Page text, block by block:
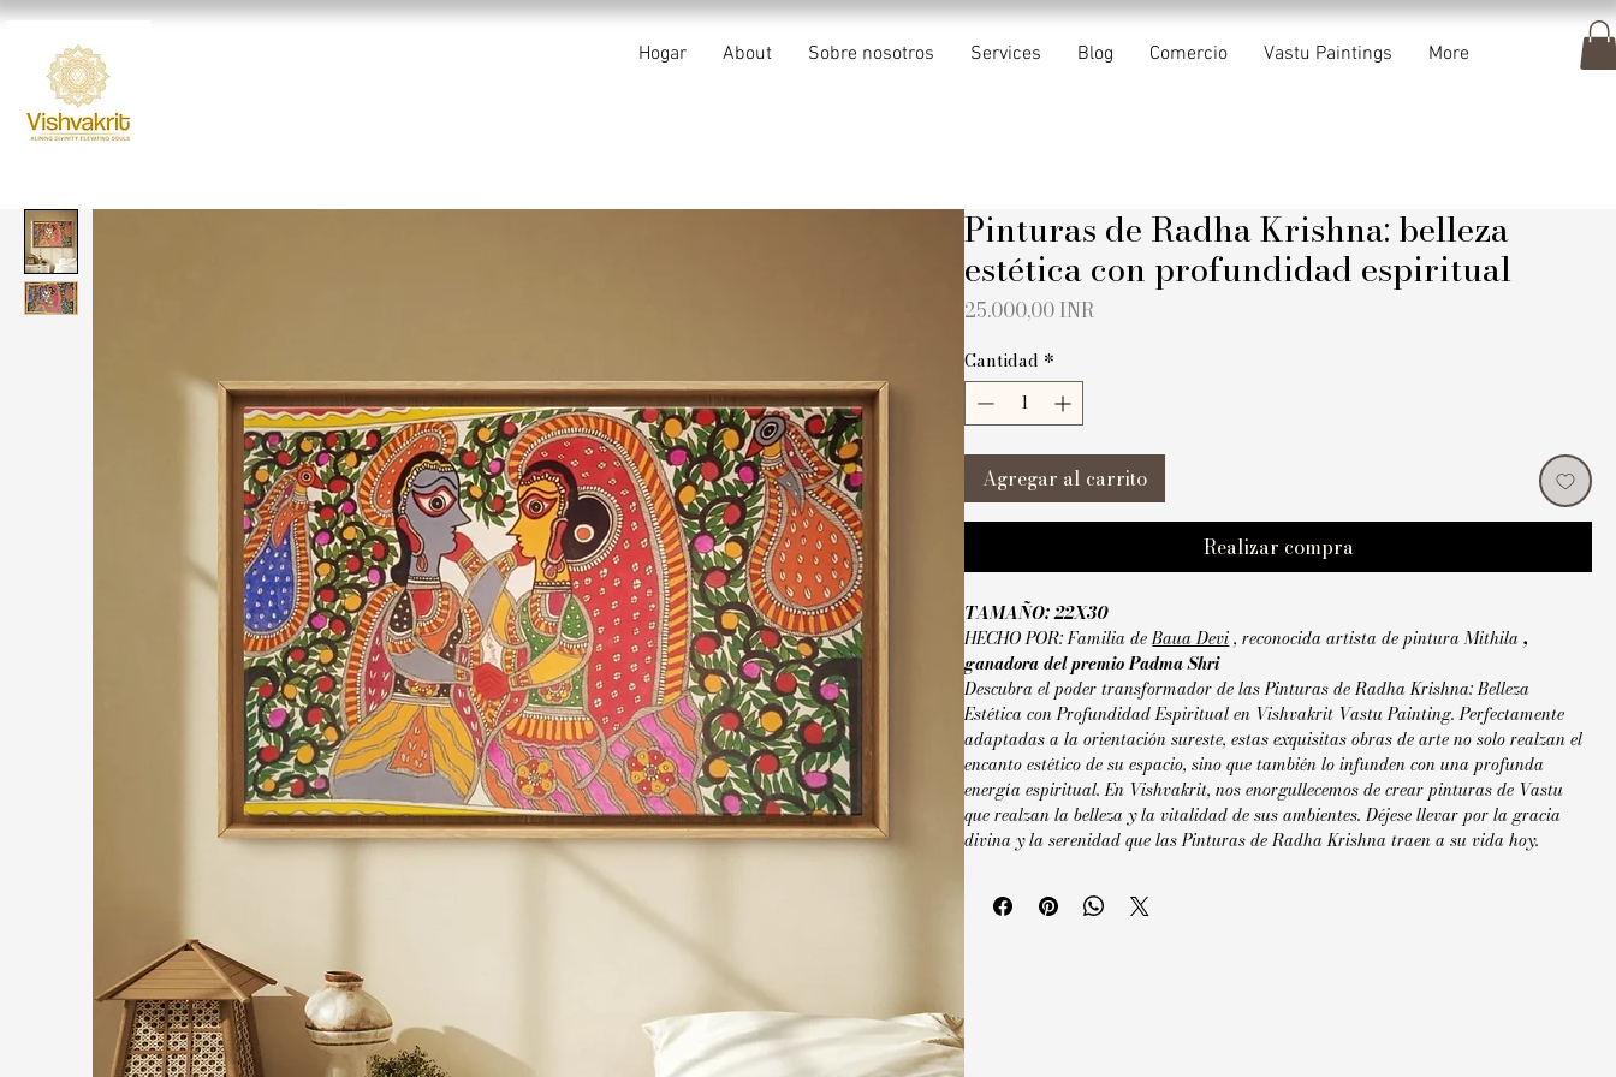
Hogar About Sobre nosotros Services Blog Comercio Vastu Paintings More
Pinturas de Radha Krishna: belleza
estética con profundidad espiritual
25.000,00 INRPrecio
Cantidad *
Agregar al carrito
Realizar compra
TAMAÑO: 22X30
HECHO POR: Familia deBaua Devi, reconocida artista de pintura Mithila,
ganadora del premio Padma Shri
Descubra el poder transformador de las Pinturas de Radha Krishna: Belleza
Estética con Profundidad Espiritual en Vishvakrit Vastu Painting. Perfectamente
adaptadas a la orientación sureste, estas exquisitas obras de arte no solo realzan el
encanto estético de su espacio, sino que también lo infunden con una profunda
energía espiritual. En Vishvakrit, nos enorgullecemos de crear pinturas de Vastu
que realzan la belleza y la vitalidad de sus ambientes. Déjese llevar por la gracia
divina y la serenidad que las Pinturas de Radha Krishna traen a su vida hoy.